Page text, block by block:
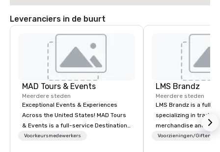
Leveranciers in de buurt
MAD Tours & Events
Meerdere steden
Exceptional Events & Experiences
Across the United States! MAD Tours
& Events is a full-service Destination
Management Company specializing in
Voorkeursmedewerkers
LMS Brandz
Meerdere steden
LMS Brandz is a full-
specializing in trade
merchandise and
booth giveaways and
Voorzieningen/Giften